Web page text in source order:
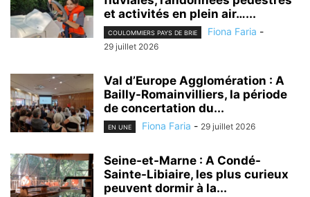
et activités en plein air…...
COULOMMIERS PAYS DE BRIE Fiona Faria -
29 juillet 2026
Val d’Europe Agglomération : A
Bailly-Romainvilliers, la période
de concertation du...
EN UNE Fiona Faria - 29 juillet 2026
Seine-et-Marne : A Condé-
Sainte-Libiaire, les plus curieux
peuvent dormir à la...